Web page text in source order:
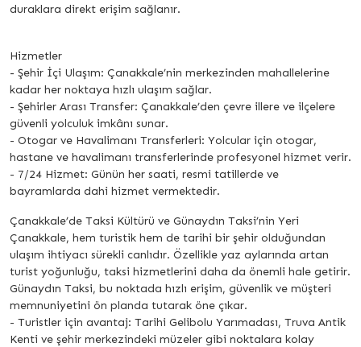
duraklara direkt erişim sağlanır.
Hizmetler
- Şehir İçi Ulaşım: Çanakkale’nin merkezinden mahallelerine
kadar her noktaya hızlı ulaşım sağlar.
- Şehirler Arası Transfer: Çanakkale’den çevre illere ve ilçelere
güvenli yolculuk imkânı sunar.
- Otogar ve Havalimanı Transferleri: Yolcular için otogar,
hastane ve havalimanı transferlerinde profesyonel hizmet verir.
- 7/24 Hizmet: Günün her saati, resmi tatillerde ve
bayramlarda dahi hizmet vermektedir.
Çanakkale’de Taksi Kültürü ve Günaydın Taksi’nin Yeri
Çanakkale, hem turistik hem de tarihi bir şehir olduğundan
ulaşım ihtiyacı sürekli canlıdır. Özellikle yaz aylarında artan
turist yoğunluğu, taksi hizmetlerini daha da önemli hale getirir.
Günaydın Taksi, bu noktada hızlı erişim, güvenlik ve müşteri
memnuniyetini ön planda tutarak öne çıkar.
- Turistler için avantaj: Tarihi Gelibolu Yarımadası, Truva Antik
Kenti ve şehir merkezindeki müzeler gibi noktalara kolay